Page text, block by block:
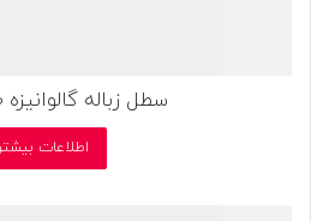
سطل زباله گالوانیزه 240 لیتری
اطلاعات بیشتر